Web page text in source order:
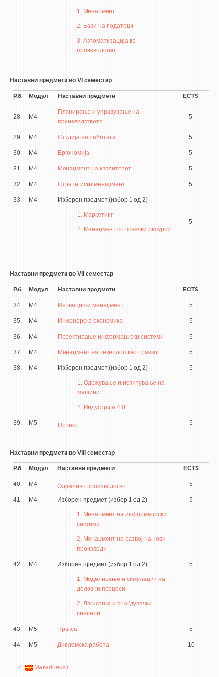
1. Менаџмент
2. Бази на податоци
3. Автоматизација во
производство
Наставни предмети во VI семестар
Р.б. Модул Наставни предмети ECTS
28. М4
Планирање и управување на
производството
5
29. М4 Студија на работата 5
30. М4 Ергономија 5
31. М4 Менаџмент на квалитетот 5
32. М4 Стратегиски менаџмент 5
33. М4 Изборен предмет (избор 1 од 2)
1. Маркетинг
2. Менаџмент со човечки ресурси
5
Наставни предмети во VII семестар
Р.б. Модул Наставни предмети ECTS
34. М4 Иновациски менаџмент 5
35. М4 Инженерска економика 5
36. М4 Проектирање информациски системи 5
37. М4 Менаџмент на технолошкиот развој 5
38. М4 Изборен предмет (избор 1 од 2)
1. Одржување и испитување на
машини
2. Индустрија 4.0
5
39. М5 Проект 5
Наставни предмети во VIII семестар
Р.б. Модул Наставни предмети ECTS
40. М4 Одржливо производство 5
41. М4 Изборен предмет (избор 1 од 2)
1. Менаџмент на информациски
системи
2. Менаџмент на развој на нови
производи
5
42. М4 Изборен предмет (избор 1 од 2)
1. Моделирање и симулации на
деловни процеси
2. Логистика и снабдувачки
синџири
5
43. М5 Пракса 5
44. М5 Дипломска работа 10
Македонски